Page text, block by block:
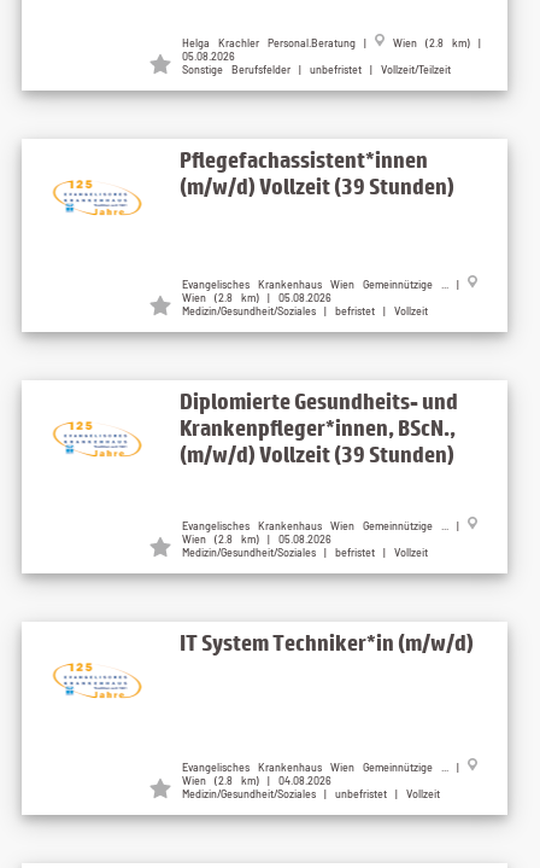
Helga Krachler Personal.Beratung |
Wien (2.8 km) |
05.08.2026
Sonstige Berufsfelder | unbefristet | Vollzeit/Teilzeit
Pflegefachassistent*innen
(m/w/d) Vollzeit (39 Stunden)
Evangelisches Krankenhaus Wien Gemeinnützige ... |
Wien (2.8 km) | 05.08.2026
Medizin/Gesundheit/Soziales | befristet | Vollzeit
Diplomierte Gesundheits- und
Krankenpfleger*innen, BScN.,
(m/w/d) Vollzeit (39 Stunden)
Evangelisches Krankenhaus Wien Gemeinnützige ... |
Wien (2.8 km) | 05.08.2026
Medizin/Gesundheit/Soziales | befristet | Vollzeit
IT System Techniker*in (m/w/d)
Evangelisches Krankenhaus Wien Gemeinnützige ... |
Wien (2.8 km) | 04.08.2026
Medizin/Gesundheit/Soziales | unbefristet | Vollzeit